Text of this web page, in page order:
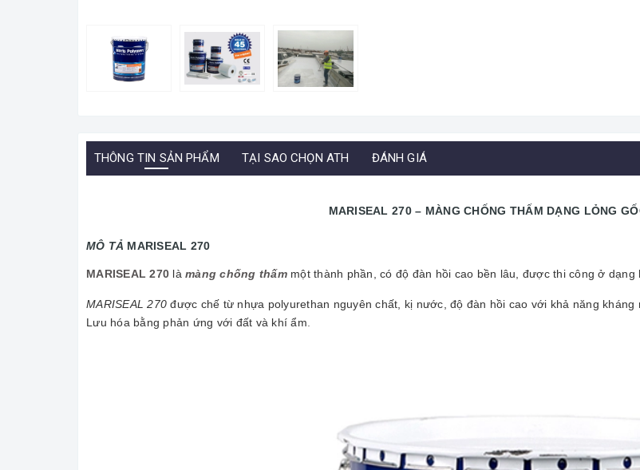
THÔNG TIN SẢN PHẨM TẠI SAO CHỌN ATH ĐÁNH GIÁ
MARISEAL 270 – MÀNG CHỐNG THẤM DẠNG LỎNG
MÔ TẢ MARISEAL 270
MARISEAL 270 là màng chống thấm một thành phần, có độ đàn hồi cao bền lâu, được thi công ở
MARISEAL 270 được chế từ nhựa polyurethan nguyên chất, kị nước, độ đàn hồi cao với khả năng
Lưu hóa bằng phản ứng với đất và khí ẩm.